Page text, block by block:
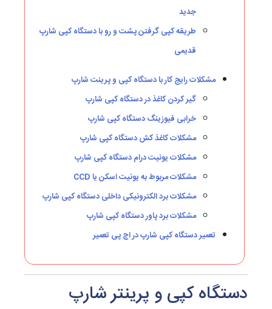
جدید
طریقه کپی گرفتن پشت و رو با دستگاه کپی شارپ
قدیمی
مشکلات رایج کار با دستگاه کپی و پرینت شارپ
گیر کردن کاغذ در دستگاه کپی شارپ
خرابی فیوزینگ دستگاه کپی شارپ
مشکلات کاغذ کش دستگاه کپی شارپ
مشکلات یونیت درام دستگاه کپی شارپ
مشکلات مربوط به یونیت اسکن یا CCD
مشکلات برد الکترونیکی داخلی دستگاه کپی شارپ
مشکلات برد پاور دستگاه کپی شارپ
تعمیر دستگاه کپی شارپ در اچ پی تعمیر
دستگاه کپی و پرینتر شارپ